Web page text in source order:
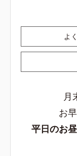
よ
月
お
平日のお